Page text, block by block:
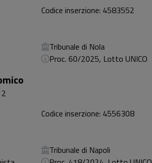
Codice inserzione: 4583552
Tribunale di Nola
Proc. 60/2025, Lotto UNICO
Codice inserzione: 4556308
Tribunale di Napoli